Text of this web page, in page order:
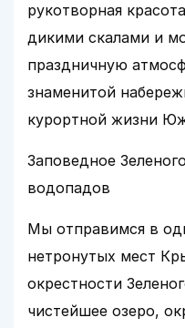
рукотворная
дикими скалами и
праздничную
знаменитой
курортной жизни
Заповедное
водопадов
Мы отправимся в
нетронутых мест
окрестности
чистейшее озеро,